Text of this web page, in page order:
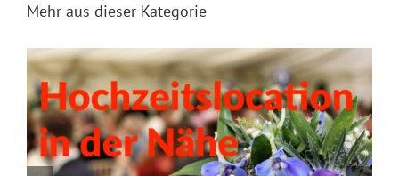
Mehr aus dieser Kategorie